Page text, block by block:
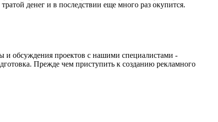
денег и в последствии еще много раз окупится.
и обсуждения проектов с нашими специалистами -
Прежде чем приступить к созданию рекламного